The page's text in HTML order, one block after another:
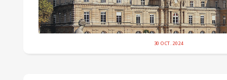
30 OCT. 2024